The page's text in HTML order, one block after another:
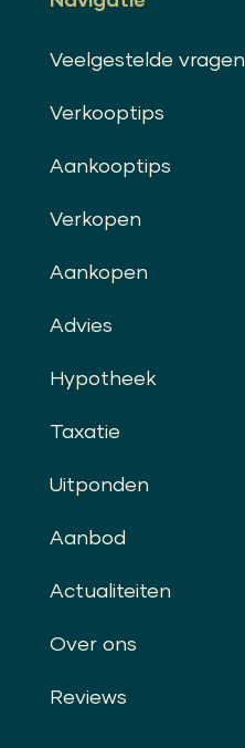
Veelgestelde vragen
Verkooptips
Aankooptips
Verkopen
Aankopen
Advies
Hypotheek
Taxatie
Uitponden
Aanbod
Actualiteiten
Over ons
Reviews